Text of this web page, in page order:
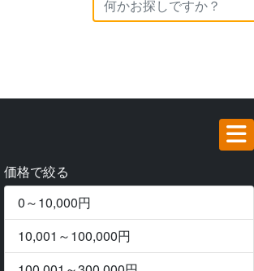
価格で絞る
0～10,000円
10,001～100,000円